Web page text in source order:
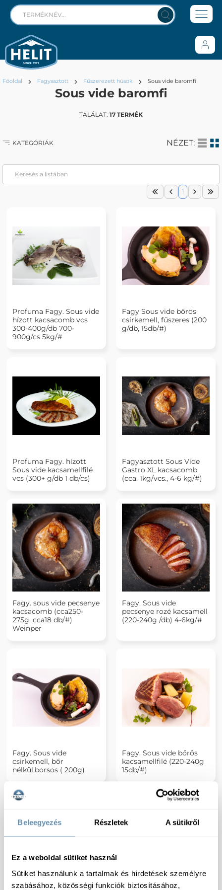
Beleegyezés Részletek A sütikről
Ez a weboldal sütiket használ
Sütiket használunk a tartalmak és hirdetések személyre
szabásához, közösségi funkciók biztosításához,
Főoldal Fagyasztott Fűszerezett húsok Sous vide baromfi
Sous vide baromfi
TALÁLAT: 17 TERMÉK
KATEGÓRIÁK NÉZET:
1
Profuma Fagy. Sous vide
hízott kacsacomb vcs
300-400g/db 700-
900g/cs 5kg/#
Fagy Sous vide bőrös
csirkemell, fűszeres (200
g/db, 15db/#)
Profuma Fagy. hízott
Sous vide kacsamellfilé
vcs (300+ g/db 1 db/cs)
Fagyasztott Sous Vide
Gastro XL kacsacomb
(cca. 1kg/vcs., 4-6 kg/#)
Fagy. sous vide pecsenye
kacsacomb (cca250-
275g, cca18 db/#)
Weinper
Fagy. Sous vide
pecsenye rozé kacsamell
(220-240g /db) 4-6kg/#
Fagy. Sous vide
csirkemell, bőr
nélkül,borsos ( 200g)
Fagy. Sous vide bőrös
kacsamellfilé (220-240g
15db/#)